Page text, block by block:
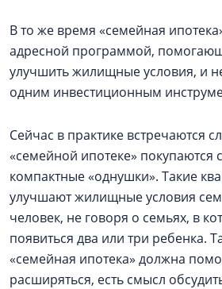
В то же время «семейная
адресной программой,
улучшить жилищные условия, и
одним инвестиционным
Сейчас в практике встречаются
«семейной ипотеке» покупаются
компактные «однушки». Такие
улучшают жилищные условия
человек, не говоря о семьях, в
появиться два или три ребенка.
«семейная ипотека» должна
расширяться, есть смысл